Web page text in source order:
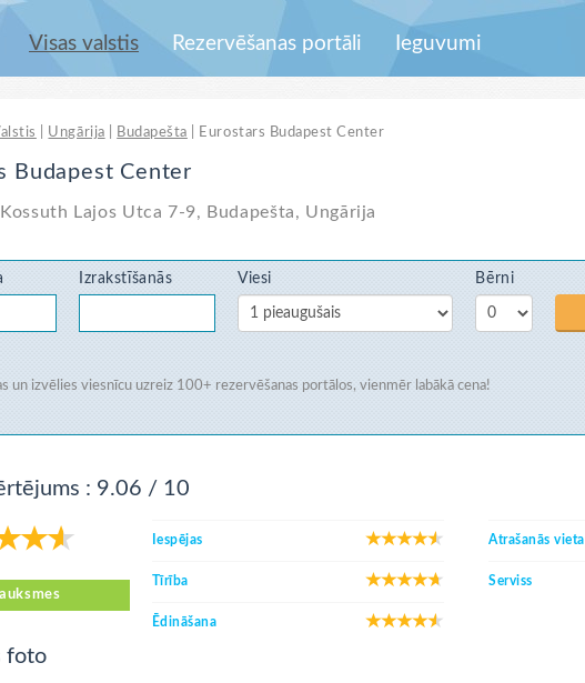
Visas valstis Rezervēšanas portāli Ieguvumi
Ungārija Budapešta Eurostars Budapest Center
Budapest Center
Kossuth Lajos Utca 7-9, Budapešta, Ungārija
Izrakstīšanās Viesi Bērni
un izvēlies viesnīcu uzreiz 100+ rezervēšanas portālos, vienmēr labākā cena!
: 9.06 / 10
Iespējas Atrašanās vieta
Tīrība Serviss
Ēdināšana
foto